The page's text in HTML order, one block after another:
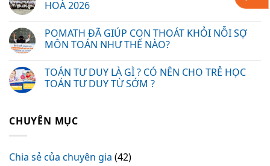
HOÀ 2026
POMATH ĐÃ GIÚP CON THOÁT KHỎI NỖI SỢ
MÔN TOÁN NHƯ THẾ NÀO?
TOÁN TƯ DUY LÀ GÌ ? CÓ NÊN CHO TRẺ HỌC
TOÁN TƯ DUY TỪ SỚM ?
CHUYÊN MỤC
Chia sẻ của chuyên gia (42)